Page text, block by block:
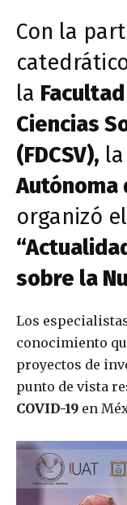
Con la
la
Ciencias
(FDCSV), la
Autónoma
organizó
sobre la
Los
conocimiento
proyectos de
punto de vista
COVID-19 en